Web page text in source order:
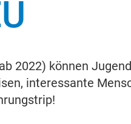
2022) können
interessante